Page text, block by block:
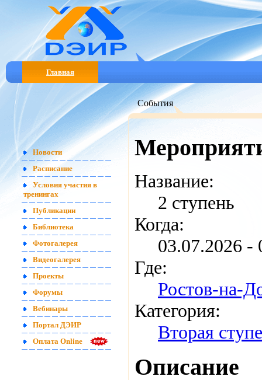
Главная
Новости
Расписание
Условия участия в
тренингах
Публикации
Библиотека
Фотогалерея
Видеогалерея
Проекты
Форумы
Вебинары
Портал ДЭИР
Оплата Online
События
Название:
2 ступень
Когда:
03.07.2026 -
Где:
Ростов-на-
Категория:
Вторая
Описание